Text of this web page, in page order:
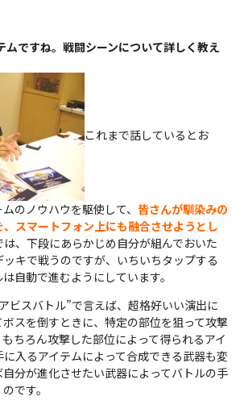
ムですね。戦闘シーンについて詳しく教え
これまで話しているとお
のノウハウを駆使して、 皆さんが馴染みの
スマートフォン上にも融合させようとし
、下段にあらかじめ自分が組んでおいた
キで戦うのですが、いちいちタップする
自動で進むようにしています。
ビスバトル”で言えば、超格好いい演出に
スを倒すときに、特定の部位を狙って攻撃
ちろん攻撃した部位によって得られるアイ
入るアイテムによって合成できる武器も変
分が進化させたい武器によってバトルの手
です。